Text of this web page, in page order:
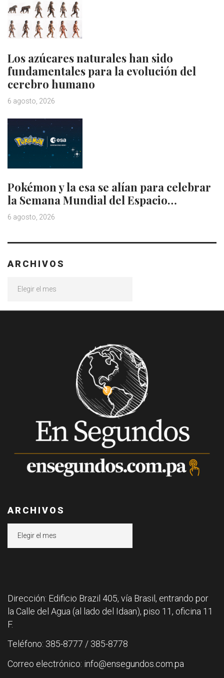
Los azúcares naturales han sido
fundamentales para la evolución del
cerebro humano
6 agosto, 2026
Pokémon y la esa se alían para celebrar
la Semana Mundial del Espacio…
6 agosto, 2026
ARCHIVOS
ARCHIVOS
Dirección: Edificio Brazil 405, vía Brasil, entrando por
la Calle del Agua (al lado del Idaan), piso 11, oficina 11
F.
Teléfono: 385-8777 / 385-8778
Correo electrónico: info@ensegundos.com.pa